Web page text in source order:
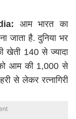
आम भारत का
जाता है. दुनिया भर
खेती 140 से ज्यादा
आम की 1,000 से
से लेकर रत्नागिरी